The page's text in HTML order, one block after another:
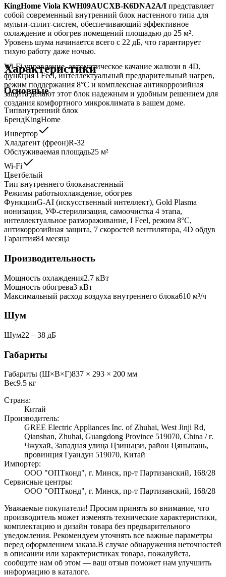
KingHome Viola KWH09AUCXB-K6DNA2A/I представляет
собой современный внутренний блок настенного типа для
мульти-сплит-систем, обеспечивающий эффективное
охлаждение и обогрев помещений площадью до 25 м².
Уровень шума начинается всего с 22 дБ, что гарантирует
тихую работу даже ночью.
Wi-Fi управление, автоматическое качание жалюзи в 4D,
функция I Feel, интеллектуальный предварительный нагрев,
режим поддержания 8°C и комплексная антикоррозийная
защита делают этот блок надежным и удобным решением для
создания комфортного микроклимата в вашем доме.
Характеристики
Основные
Типвнутренний блок
БрендKingHome
Инвертор
Хладагент (фреон)R-32
Обслуживаемая площадь25 м²
Wi-Fi
Цветбелый
Тип внутреннего блоканастенный
Режимы работыохлаждение, обогрев
ФункцииG-AI (искусственный интеллект), Gold Plasma
ионизация, УФ-стерилизация, самоочистка 4 этапа,
интеллектуальное размораживание, I Feel, режим 8°C,
антикоррозийная защита, 7 скоростей вентилятора, 4D обдув
Гарантия84 месяца
Производительность
Мощность охлаждения2.7 кВт
Мощность обогрева3 кВт
Максимальный расход воздуха внутреннего блока610 м³/ч
Шум
Шум22 ‒ 38 дБ
Габариты
Габариты (Ш×В×Г)837 × 293 × 200 мм
Вес9.5 кг
Страна:
Китай
Производитель:
GREE Electric Appliances Inc. of Zhuhai, West Jinji Rd,
Qianshan, Zhuhai, Guangdong Province 519070, China / г.
Чжухай, Западная улица Цзиньцзи, район Цяньшань,
провинция Гуандун 519070, Китай
Импортер:
ООО "ОПТконд", г. Минск, пр-т Партизанский, 168/28
Сервисные центры:
ООО "ОПТконд", г. Минск, пр-т Партизанский, 168/28
Уважаемые покупатели! Просим принять во внимание, что
производитель может изменять технические характеристики,
комплектацию и дизайн товара без предварительного
уведомления. Рекомендуем уточнять все важные параметры
перед оформлением заказа.В случае обнаружения неточностей
в описании или характеристиках товара, пожалуйста,
сообщите нам об этом — ваш отзыв поможет нам улучшить
информацию в каталоге.